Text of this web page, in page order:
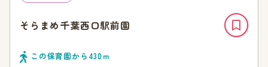
そらまめ千葉西口駅前園
この保育園から 430ｍ